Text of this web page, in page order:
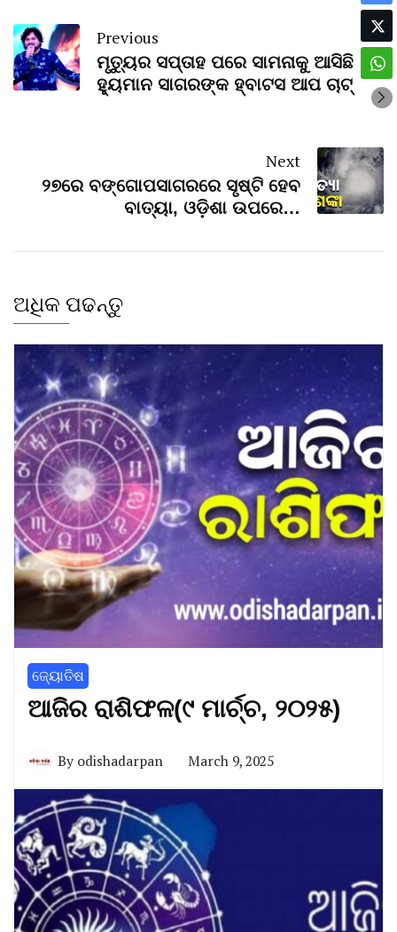
Previous
ମୃତ୍ୟୁର ସପ୍ତାହ ପରେ ସାମନାକୁ ଆସିଛି
ହ୍ୟୁମାନ ସାଗରଙ୍କ ହ୍ବାଟସ ଆପ ଚାଟ୍
Next
୨୭ରେ ବଙ୍ଗୋପସାଗରରେ ସୃଷ୍ଟି ହେବ
ବାତ୍ୟା, ଓଡ଼ିଶା ଉପରେ…
ଅଧିକ ପଢନ୍ତୁ
ଜ୍ୟୋତିଷ
ଆଜିର ରାଶିଫଳ(୯ ମାର୍ଚ୍ଚ, ୨୦୨୫)
By odishadarpan March 9, 2025